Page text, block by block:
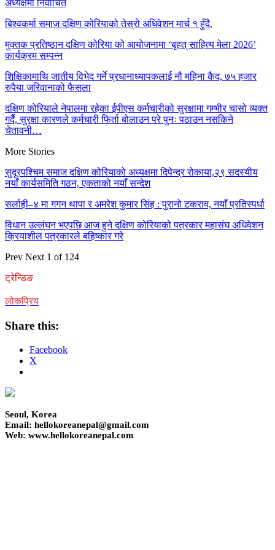
अध्यक्षमा निर्वाचित
बिश्वकर्मा समाज दक्षिण कोरियाको तेस्रो अधिवेशन मार्च १ हुँदै,
मुक्तक प्रतिष्ठान दक्षिण कोरिया को आयोजनामा ‘बृहत् साहित्य मेला 2026’
कार्यक्रम सम्पन्न
शिक्षिकामाथि जातीय विभेद गर्ने प्रधानाध्यापकलाई नौ महिना कैद, ७५ हजार
रुपैया जरिवानाको फैसला
दक्षिण कोरियाले नेपालमा रहेका ईपीएस कर्मचारीको सुरक्षामा गम्भीर चासो व्यक्त
गर्दै, सुरक्षा कारणले कर्मचारी फिर्ता बोलाउन परे पुनः पठाउन नसकिने
चेतावनी…
More Stories
सुदूरपश्चिम समाज दक्षिण कोरियाको अध्यक्षमा दिपेन्द्र रोकाया,२९ सदस्यीय
नयाँ कार्यसमिति गठन, एकताको नयाँ सन्देश
सर्लाही–४ मा गगन थापा र अमरेश कुमार सिंह : पुरानो टकराव, नयाँ प्रतिस्पर्धा
विधान उल्लंघन भएपछि आज हुने दक्षिण कोरियाको पत्रकार महासंघ अधिवेशन
क्रियाशील पत्रकारले बहिष्कार गरे
Prev Next 1 of 124
ट्रेन्डिङ
लोकप्रिय
Share this:
Facebook
X
Seoul, Korea
Email: hellokoreanepal@gmail.com
Web: www.hellokoreanepal.com